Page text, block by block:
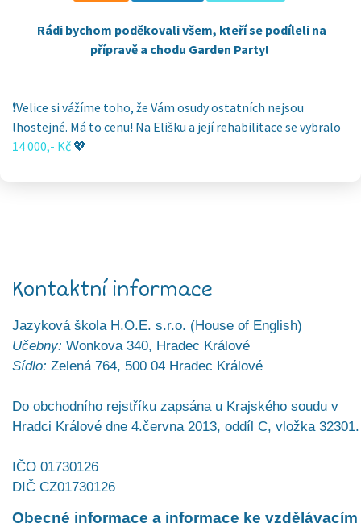
Rádi bychom poděkovali všem, kteří se podíleli na
přípravě a chodu Garden Party!
❗Velice si vážíme toho, že Vám osudy ostatních nejsou
lhostejné. Má to cenu! Na Elišku a její rehabilitace se vybralo
14 000,- Kč 💖
Kontaktní informace
Jazyková škola H.O.E. s.r.o. (House of English)
Učebny: Wonkova 340, Hradec Králové
Sídlo: Zelená 764, 500 04 Hradec Králové
Do obchodního rejstříku zapsána u Krajského soudu v
Hradci Králové dne 4.června 2013, oddíl C, vložka 32301.
IČO 01730126
DIČ CZ01730126
Obecné informace a informace ke vzdělávacím